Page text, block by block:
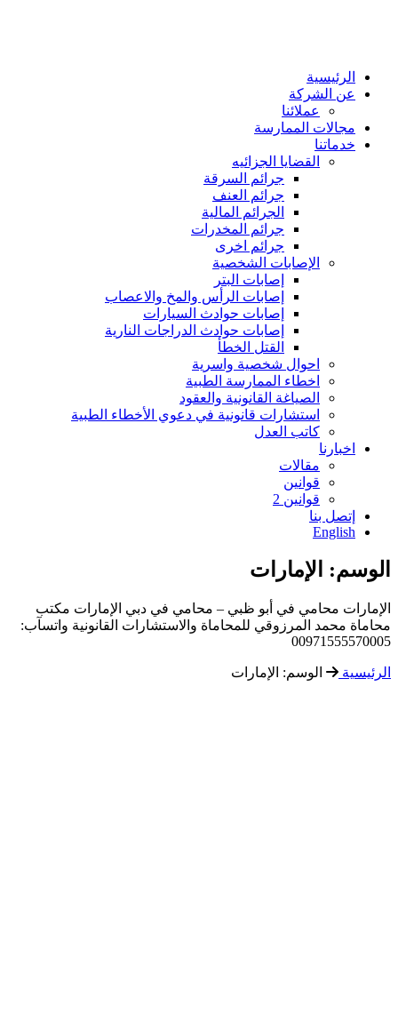
الرئيسية
عن الشركة
عملائنا
مجالات الممارسة
خدماتنا
القضايا الجزائيه
جرائم السرقة
جرائم العنف
الجرائم المالية
جرائم المخدرات
جرائم اخرى
الإصابات الشخصية
إصابات البتر
إصابات الرأس والمخ والاعصاب
إصابات حوادث السيارات
إصابات حوادث الدراجات النارية
القتل الخطأ
احوال شخصية واسرية
اخطاء الممارسة الطبية
الصياغة القانونية والعقود
استشارات قانونية في دعوي الأخطاء الطبية
كاتب العدل
اخبارنا
مقالات
قوانين
قوانين 2
إتصل بنا
English
الوسم: الإمارات
الإمارات محامي في أبو ظبي – محامي في دبي الإمارات مكتب
محاماة محمد المرزوقي للمحاماة والاستشارات القانونية واتسآب:
00971555570005
الرئيسية الوسم: الإمارات